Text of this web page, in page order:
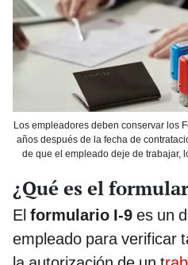
Los empleadores deben conservar los
años después de la fecha de
de que el empleado deje de trabajar,
¿Qué es el
El formulario I-9 es un
empleado para verificar